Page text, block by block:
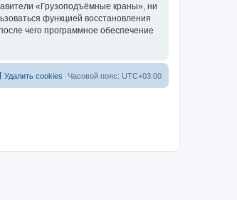
«Грузоподъёмные краны», ни
функцией восстановления
чего программное обеспечение
Часовой пояс: UTC+03:00
Удалить cookies